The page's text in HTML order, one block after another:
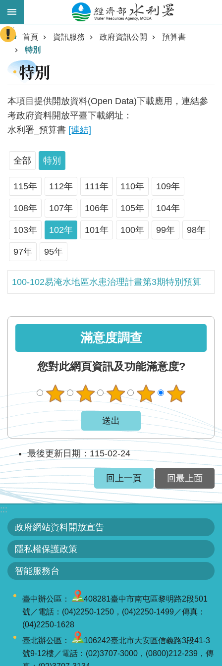
跳到主要內容區塊
進
階
搜
尋
業
務
主
軸
最
新
水
情
告
訊
務
資
訊
服
務
關
於
署
網
站
導
頁
:::
首頁 資訊服務 政府資訊公開
預算書
特別
特別
本項目提供開放資料(Open Data)下載應用，連結參
考政府資料開放平臺下載網址：
水利署_預算書 [連結]
全部 特別
115年 112年 111年 110年 109年
108年 107年 106年 105年 104年
103年 102年 101年 100年 99年 98年
97年 95年
100-102易淹水地區水患治理計畫第3期特別預算
滿意度調查
您對此網頁資訊及功能滿意度?
最後更新日期：115-02-24
回上一頁 回最上面
:::
政府網站資料開放宣告
隱私權保護政策
智能服務台
臺中辦公區：
408281臺中市南屯區黎明路2段501
號／電話：(04)2250-1250，(04)2250-1499／傳真：
(04)2250-1628
臺北辦公區：
106242臺北市大安區信義路3段41-3
號9-12樓／電話：(02)3707-3000，(0800)212-239，傳